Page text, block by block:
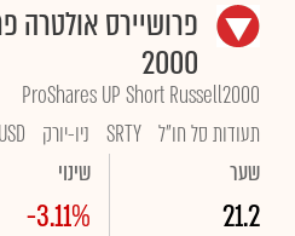
פרושיירס אולטרה
2000
ProShares UP Short Russell2000
תעודות סל חו"ל SRTY ניו-יורק USD
שער
21.2
שינוי
-3.11%